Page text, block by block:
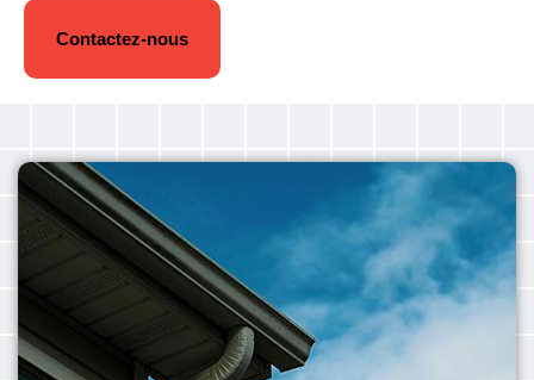
Contactez-nous